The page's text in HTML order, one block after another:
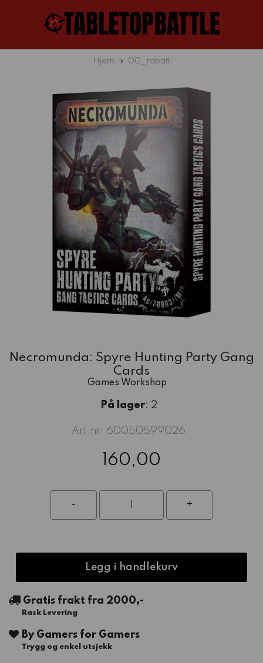
Hjem 00_rabatt
Necromunda: Spyre Hunting Party Gang
Cards
Games Workshop
På lager: 2
Art.nr: 60050599026
160,00
Legg i handlekurv
Gratis frakt fra 2000,-
Rask Levering
By Gamers for Gamers
Trygg og enkel utsjekk